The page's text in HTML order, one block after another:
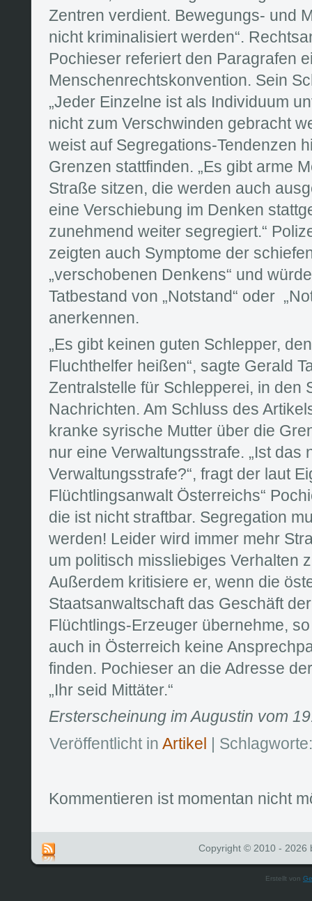
Zentren verdient. Bewegungs- und
nicht kriminalisiert werden“.
Pochieser referiert den Paragrafen
Menschenrechtskonvention. Sein
„Jeder Einzelne ist als Individuum
nicht zum Verschwinden gebracht
weist auf Segregations-Tendenzen
Grenzen stattfinden. „Es gibt arme
Straße sitzen, die werden auch
eine Verschiebung im Denken
zunehmend weiter segregiert.“
zeigten auch Symptome der
„verschobenen Denkens“ und
Tatbestand von „Notstand“ oder
anerkennen.
„Es gibt keinen guten Schlepper,
Fluchthelfer heißen“, sagte Gerald
Zentralstelle für Schlepperei, in den
Nachrichten. Am Schluss des
kranke syrische Mutter über die
nur eine Verwaltungsstrafe. „Ist das
Verwaltungsstrafe?“, fragt der laut
Flüchtlingsanwalt Österreichs“
die ist nicht straftbar. Segregation
werden! Leider wird immer mehr
um politisch missliebiges Verhalten
Außerdem kritisiere er, wenn die
Staatsanwaltschaft das Geschäft
Flüchtlings-Erzeuger übernehme,
auch in Österreich keine
finden. Pochieser an die Adresse
„Ihr seid Mittäter.“
Ersterscheinung im Augustin vom
Veröffentlicht in Artikel |
Kommentieren ist momentan nicht
Copyright © 2010 - 2026
Erstellt von